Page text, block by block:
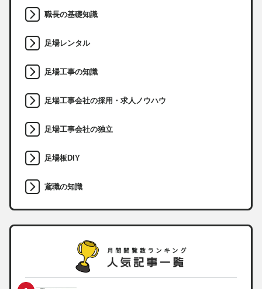
職長の基礎知識
足場レンタル
足場工事の知識
足場工事会社の採用・求人ノウハウ
足場工事会社の独立
足場板DIY
鳶職の知識